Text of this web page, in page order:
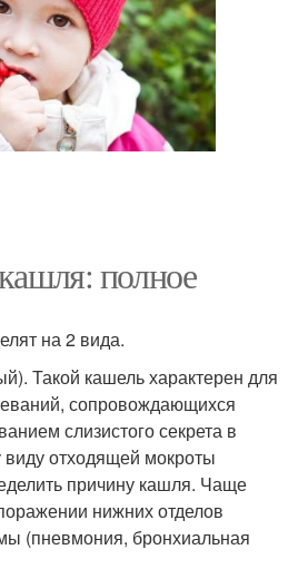
полное
на 2 вида.
Такой кашель характерен для
сопровождающихся
слизистого секрета в
отходящей мокроты
причину кашля. Чаще
нижних отделов
(пневмония, бронхиальная